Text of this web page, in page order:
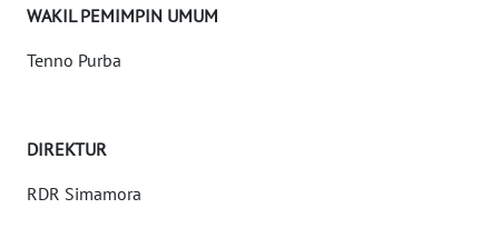
WAKIL PEMIMPIN UMUM
Tenno Purba
DIREKTUR
RDR Simamora
BERITA
KONTAK
INFO